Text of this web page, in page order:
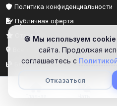
Политика конфиденциальности
Публичная оферта
Отзывы
Все города
Блог
Продавцам
🍪 Мы используем cookie
сайта. Продолжая
соглашаетесь с
Отказаться